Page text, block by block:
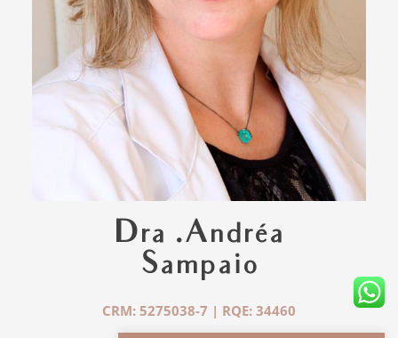
Dra .Andréa
Sampaio
CRM: 5275038-7 | RQE: 34460